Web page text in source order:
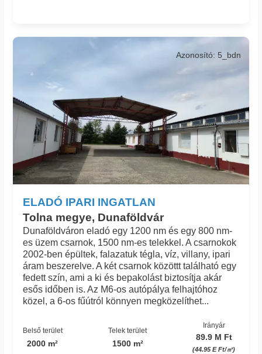
ELADÓ IPARI INGATLAN
Tolna megye, Dunaföldvár
Azonosító: 5_bdn
Dunaföldváron eladó egy 1200 nm és egy 800 nm-
es üzem csarnok, 1500 nm-es telekkel. A csarnokok
2002-ben épültek, falazatuk tégla, víz, villany, ipari
áram beszerelve. A két csarnok közöttt található egy
fedett szín, ami a ki és bepakolást biztosítja akár
esős időben is. Az M6-os autópálya felhajtóhoz
közel, a 6-os fűútról könnyen megközelíthet...
Belső terület
2000 m²
Telek terület
1500 m²
Irányár
89.9 M Ft
(44.95 E Ft/㎡)